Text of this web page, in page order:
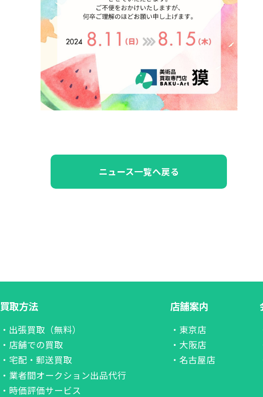
ニュース一覧へ戻る
買取方法
・出張買取（無料）
・店舗での買取
・宅配・郵送買取
・業者間オークション出品代行
・時価評価サービス
店舗案内
・東京店
・大阪店
・名古屋店